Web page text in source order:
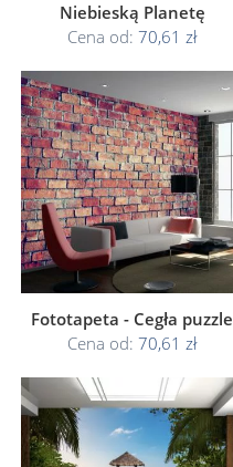
Niebieską Planetę
Cena od: 70,61 zł
Fototapeta - Cegła puzzle
Cena od: 70,61 zł